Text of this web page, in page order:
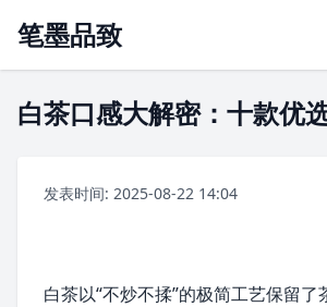
笔墨品致
白茶口感大解密：十款优
发表时间: 2025-08-22 14:04
白茶以“不炒不揉”的极简工艺保留